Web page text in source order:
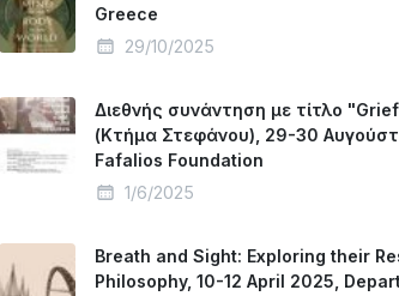
Greece
29/10/2025
Διεθνής συνάντηση με τίτλο
(Κτήμα Στεφάνου), 29-30
Fafalios Foundation
1/6/2025
Breath and Sight: Exploring their
Philosophy, 10-12 April 2025,